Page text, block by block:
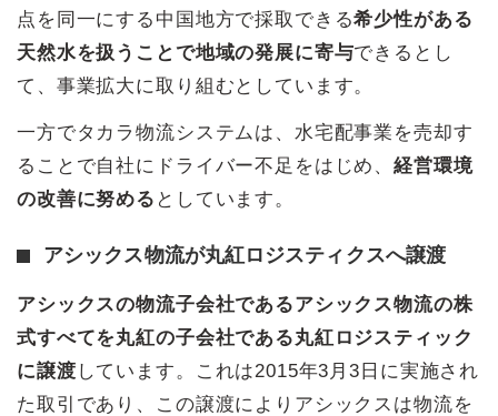
点を同一にする中国地方で採取できる希少性がある
天然水を扱うことで地域の発展に寄与できるとし
て、事業拡大に取り組むとしています。
一方でタカラ物流システムは、水宅配事業を売却す
ることで自社にドライバー不足をはじめ、経営環境
の改善に努める としています。
アシックス物流が丸紅ロジスティクスへ譲渡
アシックスの物流子会社であるアシックス物流の株
式すべてを丸紅の子会社である丸紅ロジスティック
に譲渡 しています。これは2015年3月3日に実施され
た取引であり、この譲渡によりアシックスは物流を